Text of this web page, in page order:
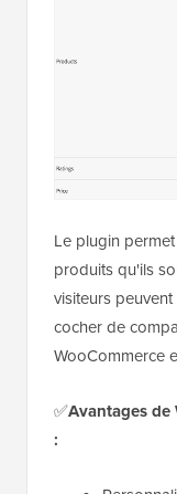
Le plugin
produits qu'ils
visiteurs
cocher de
WooCommerce
✅Avantages de
: